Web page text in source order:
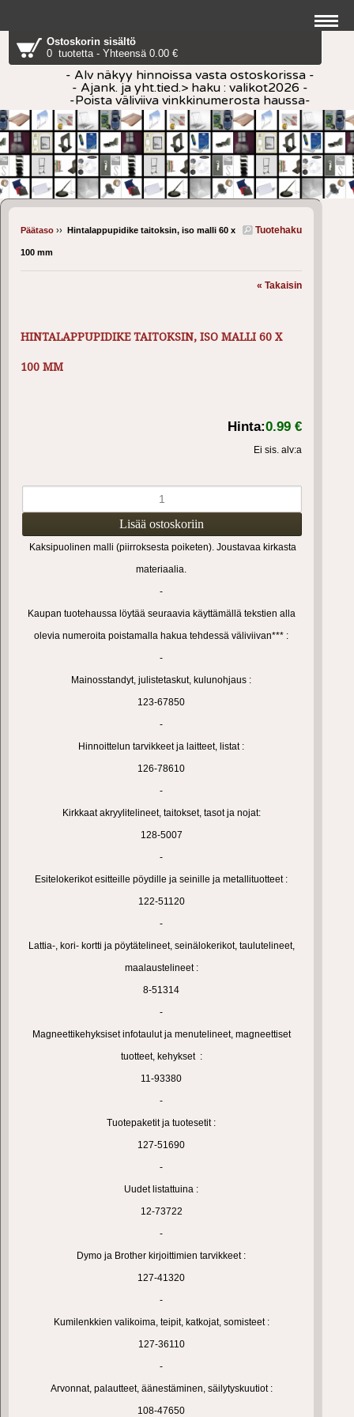
Ostoskorin sisältö
0 tuotetta - Yhteensä 0.00 €
- Alv näkyy hinnoissa vasta ostoskorissa -
- Ajank. ja yht.tied.> haku : valikot2026 -
-Poista väliviiva vinkkinumerosta haussa-
Tuotehaku
Päätaso ›› Hintalappupidike taitoksin, iso malli 60 x
100 mm
« Takaisin
HINTALAPPUPIDIKE TAITOKSIN, ISO MALLI 60 X
100 MM
Hinta:0.99 €
Ei sis. alv:a
Kaksipuolinen malli (piirroksesta poiketen). Joustavaa kirkasta
materiaalia.
-
Kaupan tuotehaussa löytää seuraavia käyttämällä tekstien alla
olevia numeroita poistamalla hakua tehdessä väliviivan*** :
-
Mainosstandyt, julistetaskut, kulunohjaus :
123-67850
-
Hinnoittelun tarvikkeet ja laitteet, listat :
126-78610
-
Kirkkaat akryylitelineet, taitokset, tasot ja nojat:
128-5007
-
Esitelokerikot esitteille pöydille ja seinille ja metallituotteet :
122-51120
-
Lattia-, kori- kortti ja pöytätelineet, seinälokerikot, taulutelineet,
maalaustelineet :
8-51314
-
Magneettikehyksiset infotaulut ja menutelineet, magneettiset
tuotteet, kehykset :
11-93380
-
Tuotepaketit ja tuotesetit :
127-51690
-
Uudet listattuina :
12-73722
-
Dymo ja Brother kirjoittimien tarvikkeet :
127-41320
-
Kumilenkkien valikoima, teipit, katkojat, somisteet :
127-36110
-
Arvonnat, palautteet, äänestäminen, säilytyskuutiot :
108-47650